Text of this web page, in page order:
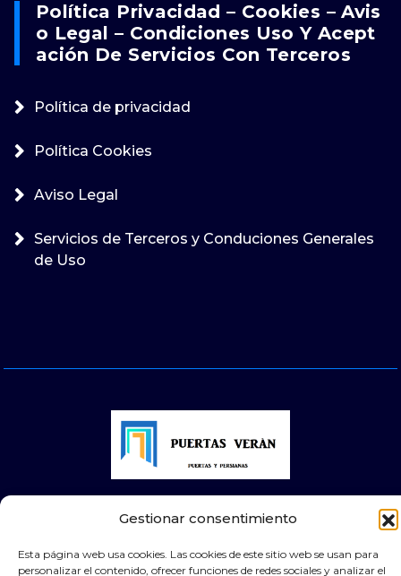
Gestionar consentimiento
Esta página web usa cookies. Las cookies de este sitio web se usan para
personalizar el contenido, ofrecer funciones de redes sociales y analizar el
Política Privacidad – Cookies – Avis
O Legal – Condiciones Uso Y Acept
Ación De Servicios Con Terceros
Política de privacidad
Política Cookies
Aviso Legal
Servicios de Terceros y Conduciones Generales
de Uso
© 2026 Puertas Automáticas Zaragoza | Todos los